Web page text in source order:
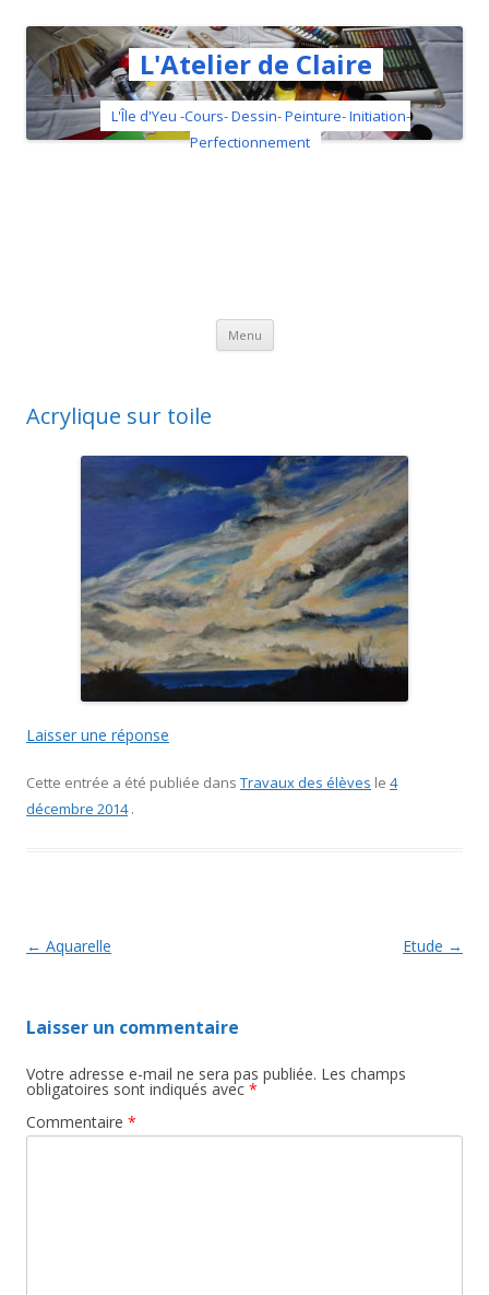
L'Atelier de Claire
L'Île d'Yeu -Cours- Dessin- Peinture- Initiation-
Perfectionnement
Menu Aller au contenu principal
Acrylique sur toile
Laisser une réponse
Cette entrée a été publiée dans Travaux des élèves le 4
décembre 2014 .
Navigation des articles
← Aquarelle Etude →
Laisser un commentaire
Votre adresse e-mail ne sera pas publiée. Les champs
obligatoires sont indiqués avec *
Commentaire *